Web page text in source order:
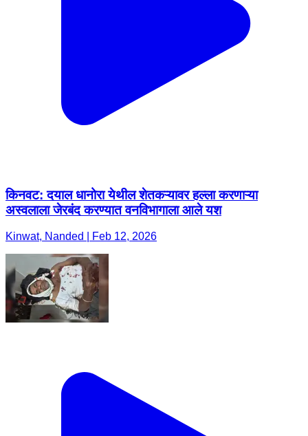
किनवट: दयाल धानोरा येथील शेतकऱ्यावर हल्ला करणाऱ्या
अस्वलाला जेरबंद करण्यात वनविभागाला आले यश
Kinwat, Nanded | Feb 12, 2026